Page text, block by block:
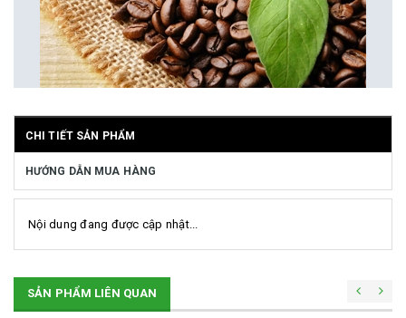
CHI TIẾT SẢN PHẨM
HƯỚNG DẪN MUA HÀNG
Nội dung đang được cập nhật...
SẢN PHẨM LIÊN QUAN